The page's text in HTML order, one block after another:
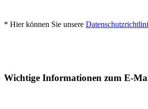
* Hier können Sie unsere
Wichtige Informationen zum E-